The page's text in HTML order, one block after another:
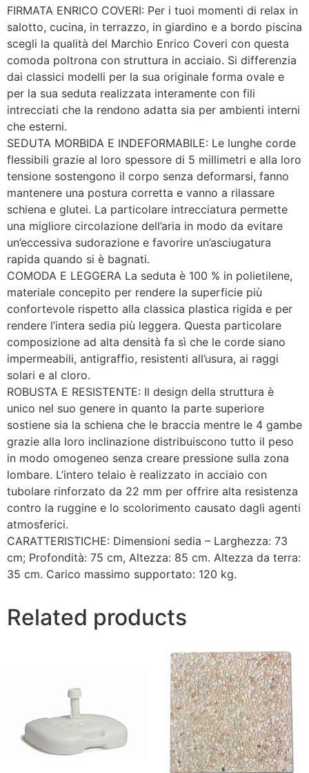
FIRMATA ENRICO COVERI: Per i tuoi momenti di relax in
salotto, cucina, in terrazzo, in giardino e a bordo piscina
scegli la qualità del Marchio Enrico Coveri con questa
comoda poltrona con struttura in acciaio. Si differenzia
dai classici modelli per la sua originale forma ovale e
per la sua seduta realizzata interamente con fili
intrecciati che la rendono adatta sia per ambienti interni
che esterni.
SEDUTA MORBIDA E INDEFORMABILE: Le lunghe corde
flessibili grazie al loro spessore di 5 millimetri e alla loro
tensione sostengono il corpo senza deformarsi, fanno
mantenere una postura corretta e vanno a rilassare
schiena e glutei. La particolare intrecciatura permette
una migliore circolazione dell’aria in modo da evitare
un’eccessiva sudorazione e favorire un’asciugatura
rapida quando si è bagnati.
COMODA E LEGGERA La seduta è 100 % in polietilene,
materiale concepito per rendere la superficie più
confortevole rispetto alla classica plastica rigida e per
rendere l’intera sedia più leggera. Questa particolare
composizione ad alta densità fa sì che le corde siano
impermeabili, antigraffio, resistenti all’usura, ai raggi
solari e al cloro.
ROBUSTA E RESISTENTE: Il design della struttura è
unico nel suo genere in quanto la parte superiore
sostiene sia la schiena che le braccia mentre le 4 gambe
grazie alla loro inclinazione distribuiscono tutto il peso
in modo omogeneo senza creare pressione sulla zona
lombare. L’intero telaio è realizzato in acciaio con
tubolare rinforzato da 22 mm per offrire alta resistenza
contro la ruggine e lo scolorimento causato dagli agenti
atmosferici.
CARATTERISTICHE: Dimensioni sedia – Larghezza: 73
cm; Profondità: 75 cm, Altezza: 85 cm. Altezza da terra:
35 cm. Carico massimo supportato: 120 kg.
Related products